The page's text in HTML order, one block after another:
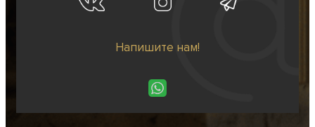
Напишите нам!